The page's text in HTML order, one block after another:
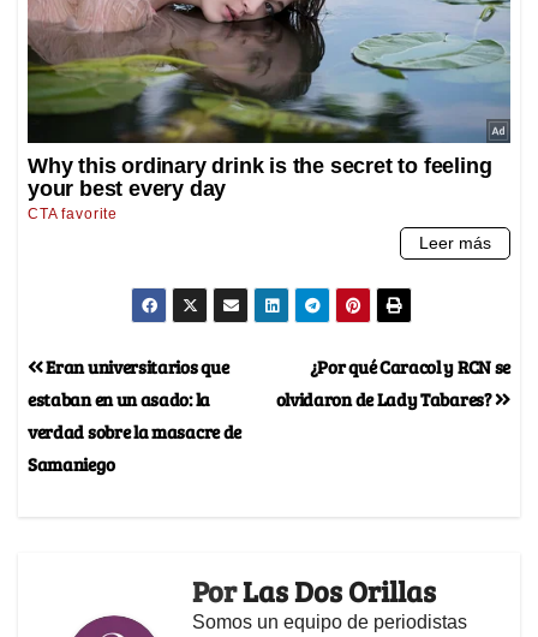
¿Por qué Caracol y RCN se
olvidaron de Lady Tabares?
Eran universitarios que
estaban en un asado: la
verdad sobre la masacre de
Samaniego
PorLas Dos Orillas
Somos un equipo de periodistas